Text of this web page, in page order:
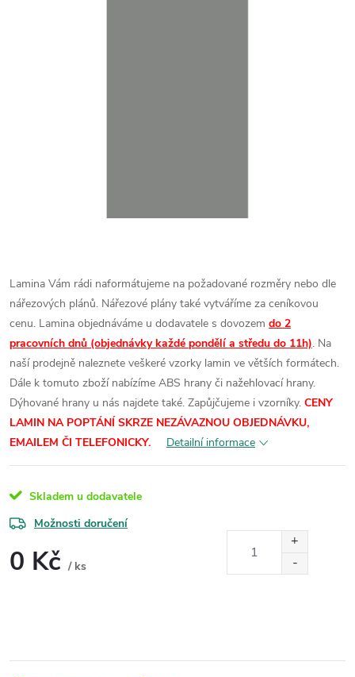
Lamina Vám rádi naformátujeme na požadované rozměry nebo dle
nářezových plánů. Nářezové plány také vytváříme za ceníkovou
cenu. Lamina objednáváme u dodavatele s dovozem do 2
pracovních dnů (objednávky každé pondělí a středu do 11h). Na
naší prodejně naleznete veškeré vzorky lamin ve větších formátech.
Dále k tomuto zboží nabízíme ABS hrany či nažehlovací hrany.
Dýhované hrany u nás najdete také. Zapůjčujeme i vzorníky. CENY
LAMIN NA POPTÁNÍ SKRZE NEZÁVAZNOU OBJEDNÁVKU,
EMAILEM ČI TELEFONICKY. Detailní informace
Skladem u dodavatele
Možnosti doručení
0 Kč / ks